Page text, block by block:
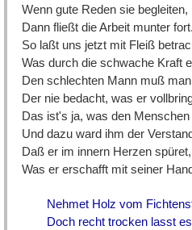
Wenn gute Reden sie begleiten,
Dann fließt die Arbeit munter fort.
So laßt uns jetzt mit Fleiß
Was durch die schwache Kraft
Den schlechten Mann muß
Der nie bedacht, was er
Das ist's ja, was den Menschen
Und dazu ward ihm der
Daß er im innern Herzen spüret,
Was er erschafft mit seiner
Nehmet Holz vom
Doch recht trocken lasst